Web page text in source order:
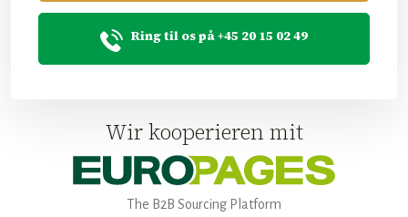
Ring til os på +45 20 15 02 49
Wir kooperieren mit
The B2B Sourcing Platform​​​